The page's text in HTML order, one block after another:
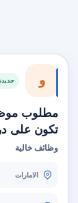
و
مطلوب
تكون على
وظائف خالية
الامارات